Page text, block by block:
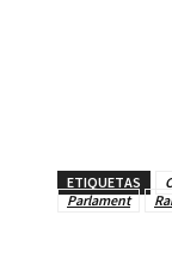
ETIQUETAS
Parlament